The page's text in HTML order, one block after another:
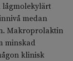
medan
Makroprolaktin
minskad
klinisk